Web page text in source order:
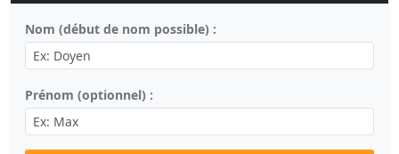
Nom (début de nom possible) :
Prénom (optionnel) :